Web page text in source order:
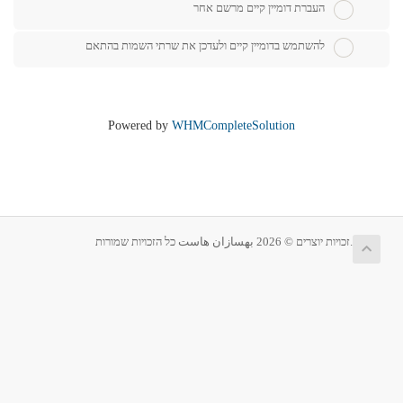
העברת דומיין קיים מרשם אחר
להשתמש בדומיין קיים ולעדכן את שרתי השמות בהתאם
Powered by WHMCompleteSolution
זכויות יוצרים © 2026 بهسازان هاست כל הזכויות שמורות.